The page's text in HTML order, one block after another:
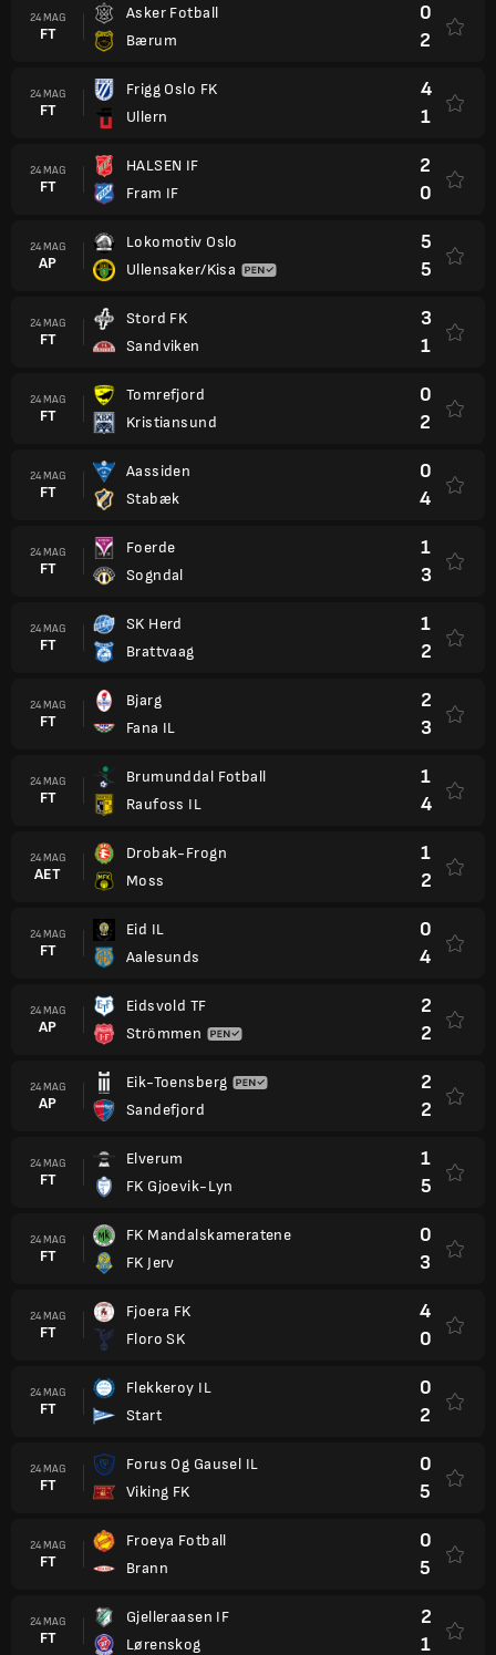
24 MAG
FT
Asker Fotball
Bærum
0
2
24 MAG
FT
Frigg Oslo FK
Ullern
4
1
24 MAG
FT
HALSEN IF
Fram IF
2
0
24 MAG
AP
Lokomotiv Oslo
Ullensaker/Kisa
5
5
24 MAG
FT
Stord FK
Sandviken
3
1
24 MAG
FT
Tomrefjord
Kristiansund
0
2
24 MAG
FT
Aassiden
Stabæk
0
4
24 MAG
FT
Foerde
Sogndal
1
3
24 MAG
FT
SK Herd
Brattvaag
1
2
24 MAG
FT
Bjarg
Fana IL
2
3
24 MAG
FT
Brumunddal Fotball
Raufoss IL
1
4
24 MAG
AET
Drobak-Frogn
Moss
1
2
24 MAG
FT
Eid IL
Aalesunds
0
4
24 MAG
AP
Eidsvold TF
Strömmen
2
2
24 MAG
AP
Eik-Toensberg
Sandefjord
2
2
24 MAG
FT
Elverum
FK Gjoevik-Lyn
1
5
24 MAG
FT
FK Mandalskameratene
FK Jerv
0
3
24 MAG
FT
Fjoera FK
Floro SK
4
0
24 MAG
FT
Flekkeroy IL
Start
0
2
24 MAG
FT
Forus Og Gausel IL
Viking FK
0
5
24 MAG
FT
Froeya Fotball
Brann
0
5
24 MAG
FT
Gjelleraasen IF
Lørenskog
2
1